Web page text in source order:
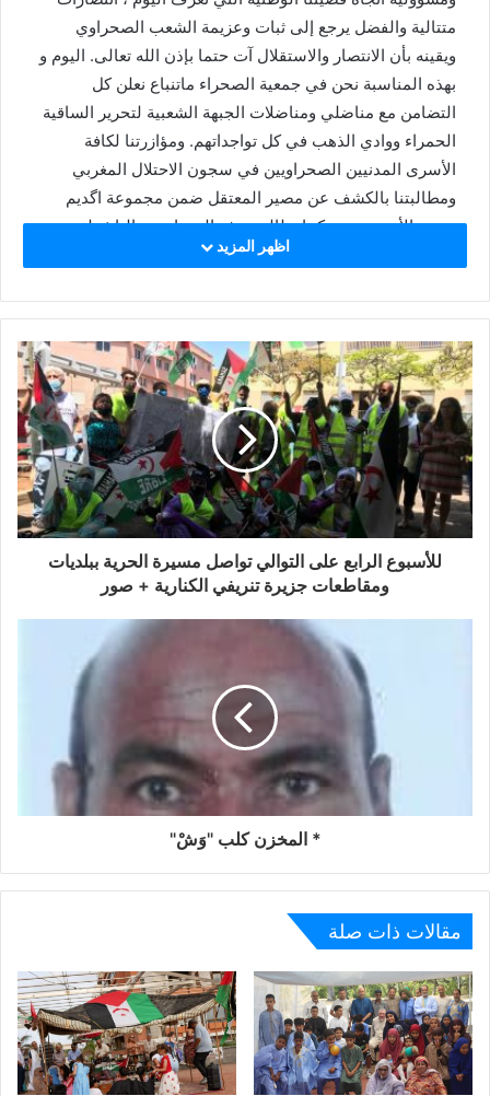
متتالية والفضل يرجع إلى ثبات وعزيمة الشعب الصحراوي
ويقينه بأن الانتصار والاستقلال آت حتما بإذن الله تعالى. اليوم و
بهذه المناسبة نحن في جمعية الصحراء ماتنباع نعلن كل
التضامن مع مناضلي ومناضلات الجبهة الشعبية لتحرير الساقية
الحمراء ووادي الذهب في كل تواجداتهم. ومؤازرتنا لكافة
الأسرى المدنيين الصحراويين في سجون الاحتلال المغربي
ومطالبتنا بالكشف عن مصير المعتقل ضمن مجموعة اگديم
محمد الأمين هدي . كما نطالب برفع الحصار عن الناشطة
الحقوقية المناضلة الجسورة سلطانة خيا واختها وعري . وإطلاق
الأمن والاتحاد الأوروبى وكافة الهيئات الدولية المعنية،
المسؤولية في ما تشهده المناطق المحتلة من انتهاكات يومية
وبشكل ممنهج لحقوق الإنسان دون احترام للمواثيق والقوانين
الدولية، ونطالبهم بالتدخل لحماية المدنيين من بطش الاحتلال
المغربي. وفي الختام، نبارك للشعب الصحراوي عودة الأخ
الرئيس ابراهيم غالي سالما معافى الى ارض الوطن ونتمنى له
تمام الشفاء.
بروكسيل بتاريخ 12 يونيو 2021.
عن جمعية الصحراء ما تنباع
كفاح،صمود،وتضحية ..لاستكمال سيادة الدولة الصحراوية .
اظهر المزيد
للأسبوع الرابع على التوالي تواصل مسيرة الحرية ببلديات
ومقاطعات جزيرة تنريفي الكنارية + صور
* المخزن كلب "وَشْ"
مقالات ذات صلة